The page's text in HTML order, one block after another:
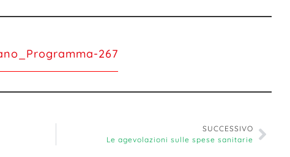
267
SUCCESSIVO
Le agevolazioni sulle spese sanitarie